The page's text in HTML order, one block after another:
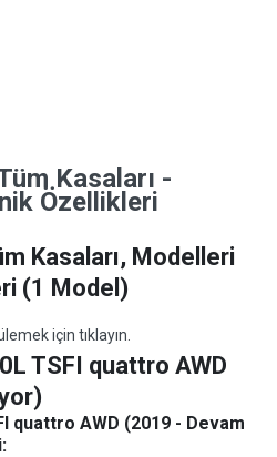
Kasaları -
Özellikleri
Kasaları, Modelleri
(1 Model)
için tıklayın.
TSFI quattro AWD
quattro AWD (2019 - Devam